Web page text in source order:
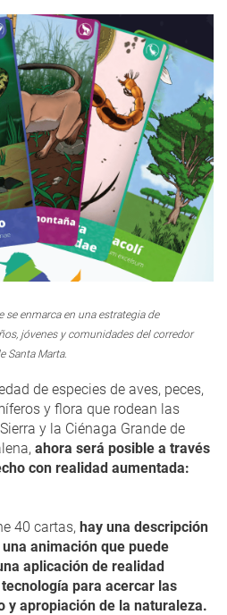
se enmarca en una estrategia de
jóvenes y comunidades del corredor
Santa Marta.
de especies de aves, peces,
y flora que rodean las
y la Ciénaga Grande de
ahora será posible a través
con realidad aumentada:
40 cartas, hay una descripción
animación que puede
aplicación de realidad
para acercar las
y apropiación de la naturaleza.